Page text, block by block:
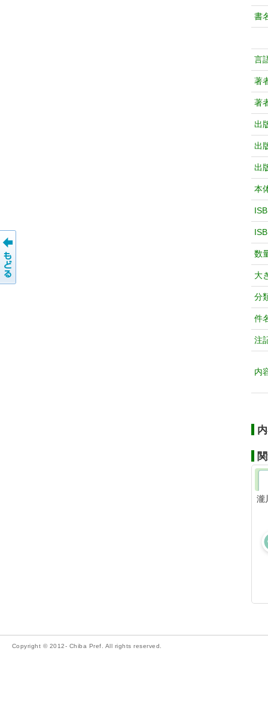
書
言
著
著
出
出
出
本
数
大
分
件
注
内
瀧
Copyright © 2012- Chiba Pref. All rights reserved.